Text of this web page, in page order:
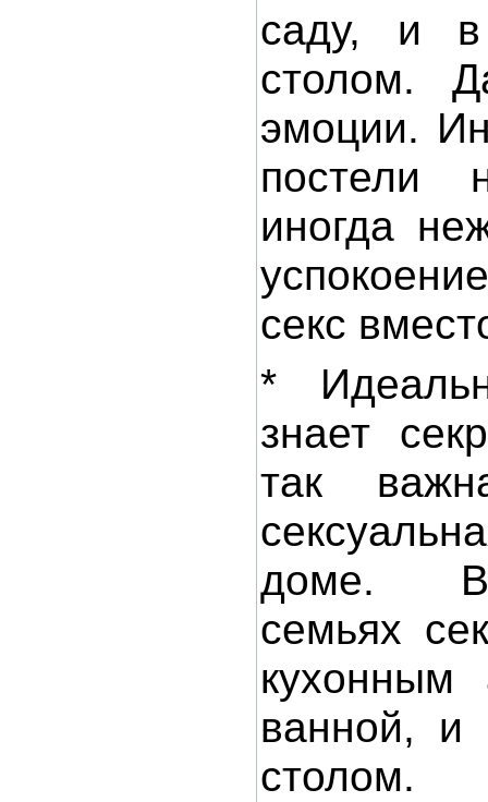
саду, и
столом.
эмоции.
постели
иногда
секс
*
знает
так
доме. В
семьях
ванной, и
столом.